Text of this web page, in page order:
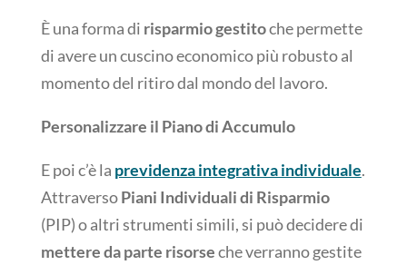
È una forma di risparmio gestitoche permette
di avere un cuscino economico più robusto al
momento del ritiro dal mondo del lavoro.
Personalizzare il Piano di Accumulo
E poi c’è la previdenza integrativa individuale.
AttraversoPiani Individuali di Risparmio
(PIP) o altri strumenti simili, si può decidere di
mettere da parte risorseche verranno gestite